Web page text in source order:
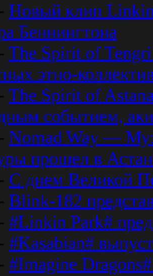
Новый клип Linkin
Беннингтона
The Spirit of Tengri
этно-
The Spirit of
событием,
Nomad Way —
прошел в
С днем Великой
Blink-182
#Linkin Park#
#Kasabian#
#Imagine